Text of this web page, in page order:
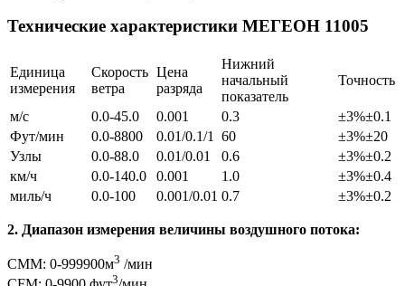
Технические характеристики МЕГЕОН 11005
Единица
измерения
Скорость
ветра
Цена
разряда
Нижний
начальный
показатель
Точность
м/с 0.0-45.0 0.001 0.3
±3%±0.1
Фут/мин
0.0-8800 0.01/0.1/1 60
±3%±20
Узлы
0.0-88.0 0.01/0.01 0.6
±3%±0.2
км/ч
0.0-140.0 0.001 1.0
±3%±0.4
миль/ч
0.0-100 0.001/0.01 0.7 ±3%±0.2
2. Диапазон измерения величины воздушного потока:
CMM: 0-999900м3 /мин
3